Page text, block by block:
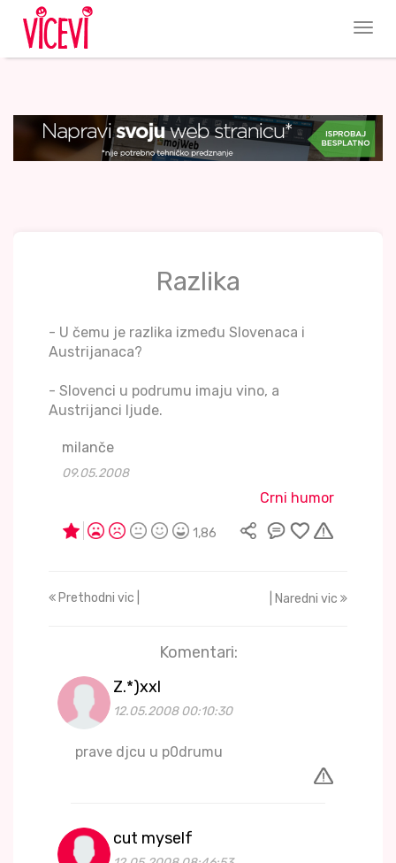
Razlika
- U čemu je razlika između Slovenaca i
Austrijanaca?
- Slovenci u podrumu imaju vino, a
Austrijanci ljude.
milanče
09.05.2008
Crni humor
1,86
Prethodni vic | | Naredni vic
Komentari:
Z.*)xxl
12.05.2008 00:10:30
prave djcu u p0drumu
cut myself